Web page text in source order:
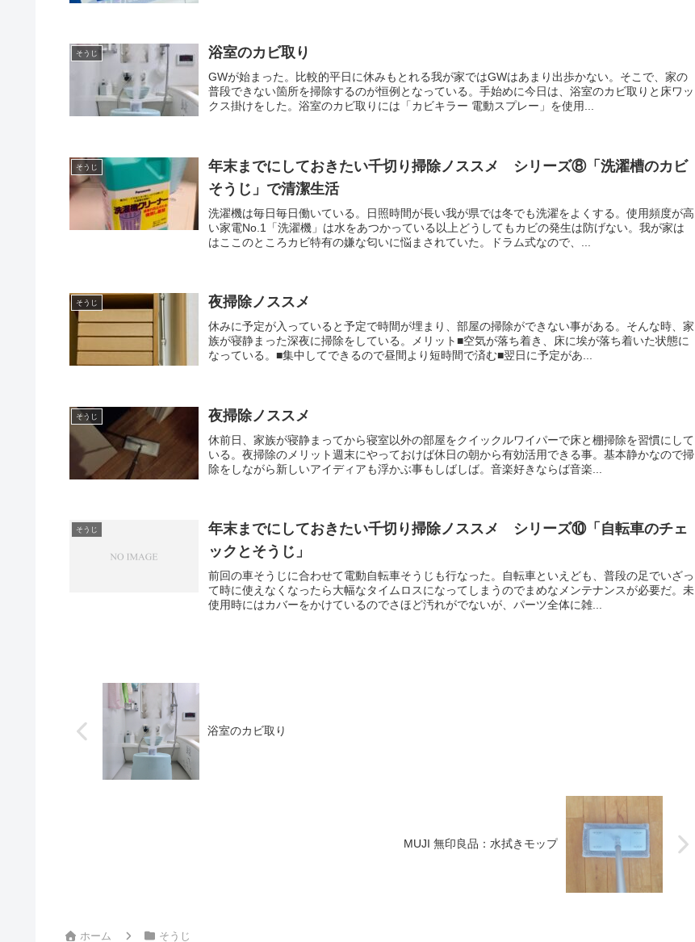
そうじ 浴室のカビ取り
GWが始まった。比較的平日に休みもとれる我が家ではGWはあまり出歩かない。そこで、家の
普段できない箇所を掃除するのが恒例となっている。手始めに今日は、浴室のカビ取りと床ワッ
クス掛けをした。浴室のカビ取りには「カビキラー 電動スプレー」を使用...
そうじ
年末までにしておきたい千切り掃除ノススメ シリーズ⑧「洗濯槽のカビ
そうじ」で清潔生活
洗濯機は毎日毎日働いている。日照時間が長い我が県では冬でも洗濯をよくする。使用頻度が高
い家電No.1「洗濯機」は水をあつかっている以上どうしてもカビの発生は防げない。我が家は
はここのところカビ特有の嫌な匂いに悩まされていた。ドラム式なので、...
そうじ 夜掃除ノススメ
休みに予定が入っていると予定で時間が埋まり、部屋の掃除ができない事がある。そんな時、家
族が寝静まった深夜に掃除をしている。メリット■空気が落ち着き、床に埃が落ち着いた状態に
なっている。■集中してできるので昼間より短時間で済む■翌日に予定があ...
そうじ 夜掃除ノススメ
休前日、家族が寝静まってから寝室以外の部屋をクイックルワイパーで床と棚掃除を習慣にして
いる。夜掃除のメリット週末にやっておけば休日の朝から有効活用できる事。基本静かなので掃
除をしながら新しいアイディアも浮かぶ事もしばしば。音楽好きならば音楽...
そうじ
年末までにしておきたい千切り掃除ノススメ シリーズ⑩「自転車のチェ
ックとそうじ」
前回の車そうじに合わせて電動自転車そうじも行なった。自転車といえども、普段の足でいざっ
て時に使えなくなったら大幅なタイムロスになってしまうのでまめなメンテナンスが必要だ。未
使用時にはカバーをかけているのでさほど汚れがでないが、パーツ全体に雑...
浴室のカビ取り
MUJI 無印良品：水拭きモップ
ホーム そうじ